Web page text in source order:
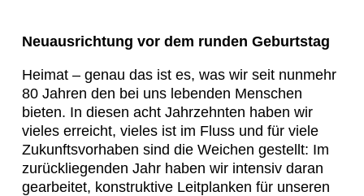
Neuausrichtung vor dem runden Geburtstag
Heimat – genau das ist es, was wir seit nunmehr
80 Jahren den bei uns lebenden Menschen
bieten. In diesen acht Jahrzehnten haben wir
vieles erreicht, vieles ist im Fluss und für viele
Zukunftsvorhaben sind die Weichen gestellt: Im
zurückliegenden Jahr haben wir intensiv daran
gearbeitet, konstruktive Leitplanken für unseren